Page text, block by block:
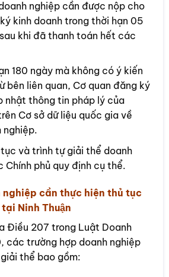
nghiệp cần được nộp cho
kinh doanh trong thời hạn 05
khi đã thanh toán hết các
180 ngày mà không có ý kiến
bên liên quan, Cơ quan đăng ký
nhật thông tin pháp lý của
Cơ sở dữ liệu quốc gia về
nghiệp.
và trình tự giải thể doanh
Chính phủ quy định cụ thể.
cần thực hiện thủ tục
Ninh Thuận
Điều 207 trong Luật Doanh
các trường hợp doanh nghiệp
thể bao gồm: